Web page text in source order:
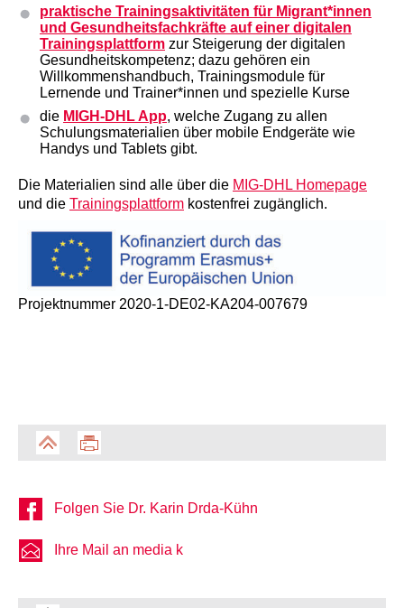
praktische Trainingsaktivitäten für Migrant*innen
und Gesundheitsfachkräfte auf einer digitalen
Trainingsplattform zur Steigerung der digitalen
Gesundheitskompetenz; dazu gehören ein
Willkommenshandbuch, Trainingsmodule für
Lernende und Trainer*innen und spezielle Kurse
die MIGH-DHL App, welche Zugang zu allen
Schulungsmaterialien über mobile Endgeräte wie
Handys und Tablets gibt.
Die Materialien sind alle über die MIG-DHL Homepage
und die Trainingsplattform kostenfrei zugänglich.
Projektnummer 2020-1-DE02-KA204-007679
Folgen Sie Dr. Karin Drda-Kühn
Ihre Mail an media k